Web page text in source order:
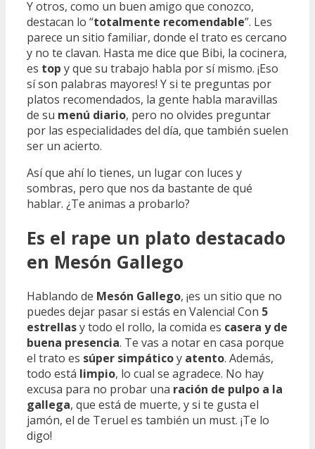
Y otros, como un buen amigo que conozco,
destacan lo “totalmente recomendable”. Les
parece un sitio familiar, donde el trato es cercano
y no te clavan. Hasta me dice que Bibi, la cocinera,
es top y que su trabajo habla por sí mismo. ¡Eso
sí son palabras mayores! Y si te preguntas por
platos recomendados, la gente habla maravillas
de su menú diario, pero no olvides preguntar
por las especialidades del día, que también suelen
ser un acierto.
Así que ahí lo tienes, un lugar con luces y
sombras, pero que nos da bastante de qué
hablar. ¿Te animas a probarlo?
Es el rape un plato destacado
en Mesón Gallego
Hablando de Mesón Gallego, ¡es un sitio que no
puedes dejar pasar si estás en Valencia! Con 5
estrellasy todo el rollo, la comida es casera y de
buena presencia. Te vas a notar en casa porque
el trato es súper simpáticoy atento. Además,
todo está limpio, lo cual se agradece. No hay
excusa para no probar una ración de pulpo a la
gallega, que está de muerte, y si te gusta el
jamón, el de Teruel es también un must. ¡Te lo
digo!